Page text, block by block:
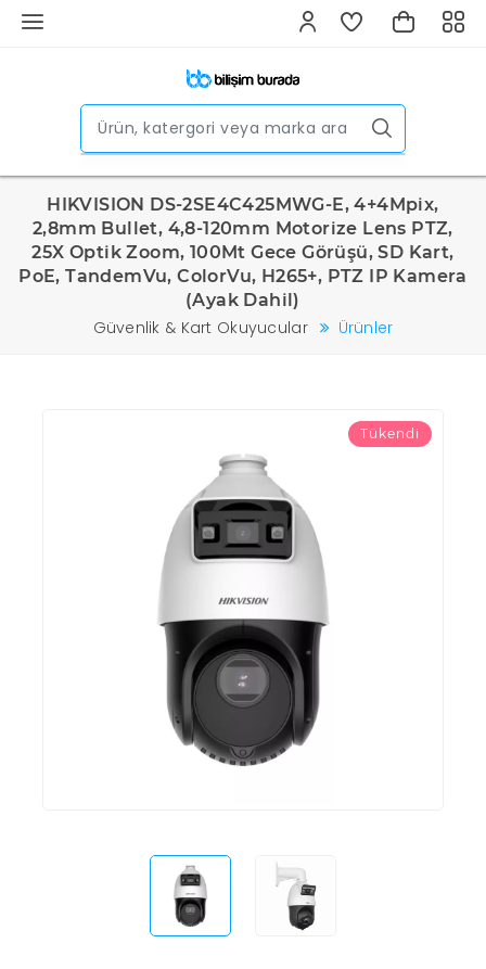
HIKVISION DS-2SE4C425MWG-E, 4+4Mpix,
2,8mm Bullet, 4,8-120mm Motorize Lens PTZ,
25X Optik Zoom, 100Mt Gece Görüşü, SD Kart,
PoE, TandemVu, ColorVu, H265+, PTZ IP Kamera
(Ayak Dahil)
Güvenlik & Kart Okuyucular Ürünler
Tükendi